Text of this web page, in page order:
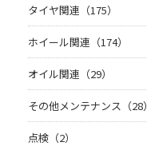
タイヤ関連（175）
ホイール関連（174）
オイル関連（29）
その他メンテナンス（28）
点検（2）